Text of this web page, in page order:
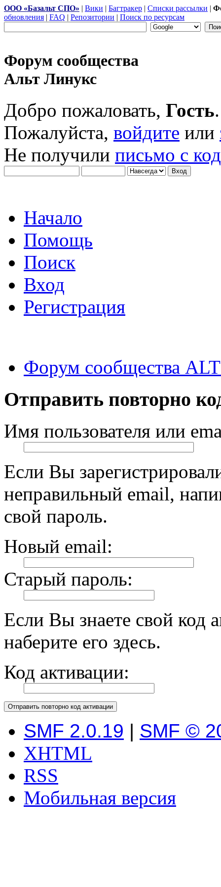
ООО «Базальт СПО» | Вики | Багтракер | Списки рассылки |
обновления | FAQ | Репозитории | Поиск по ресурсам
Форум сообщества
Альт Линукс
Добро пожаловать, Гость.
Пожалуйста, войдите или
Не получили письмо с
Начало
Помощь
Поиск
Вход
Регистрация
Форум сообщества
Отправить повторно
Имя пользователя или
Если Вы
неправильный email,
свой пароль.
Новый email:
Старый пароль:
Если Вы знаете свой код
наберите его здесь.
Код активации:
SMF 2.0.19 | SMF ©
XHTML
RSS
Мобильная версия